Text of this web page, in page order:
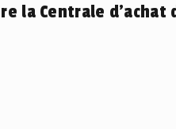
la Centrale d’achat